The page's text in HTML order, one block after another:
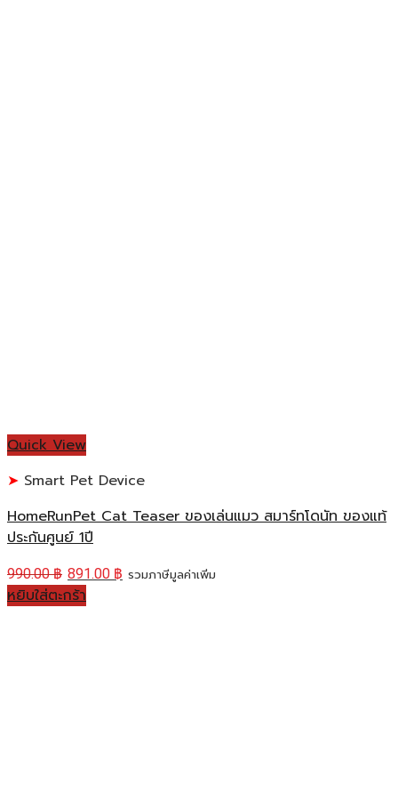
Quick View
Smart Pet Device
HomeRunPet Cat Teaser ของเล่นแมว สมาร์ทโดนัท ของแท้
ประกันศูนย์ 1ปี
990.00฿ 891.00 ฿ รวมภาษีมูลค่าเพิ่ม
หยิบใส่ตะกร้า